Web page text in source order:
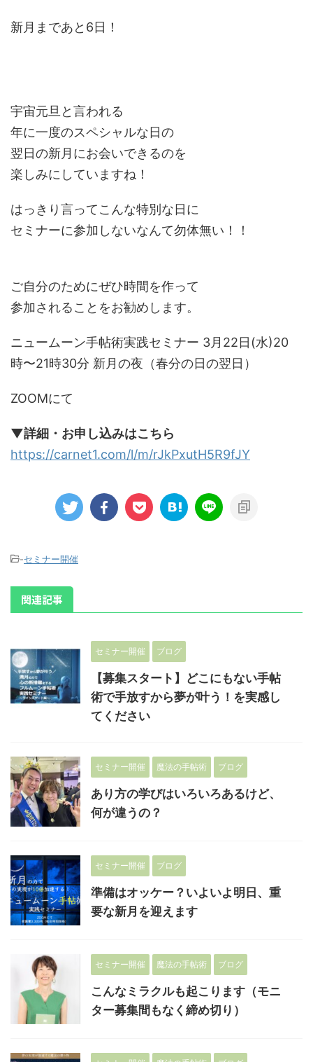
新月まであと6日！
宇宙元旦と言われる
年に一度のスペシャルな日の
翌日の新月にお会いできるのを
楽しみにしていますね！
はっきり言ってこんな特別な日に
セミナーに参加しないなんて勿体無い！！
ご自分のためにぜひ時間を作って
参加されることをお勧めします。
ニュームーン手帖術実践セミナー 3月22日(水)20
時〜21時30分 新月の夜（春分の日の翌日）
ZOOMにて
▼詳細・お申し込みはこちら
https://carnet1.com/l/m/rJkPxutH5R9fJY
-セミナー開催
関連記事
セミナー開催 ブログ
【募集スタート】どこにもない手帖
術で手放すから夢が叶う！を実感し
てください
セミナー開催 魔法の手帖術 ブログ
あり方の学びはいろいろあるけど、
何が違うの？
セミナー開催 ブログ
準備はオッケー？いよいよ明日、重
要な新月を迎えます
セミナー開催 魔法の手帖術 ブログ
こんなミラクルも起こります（モニ
ター募集間もなく締め切り）